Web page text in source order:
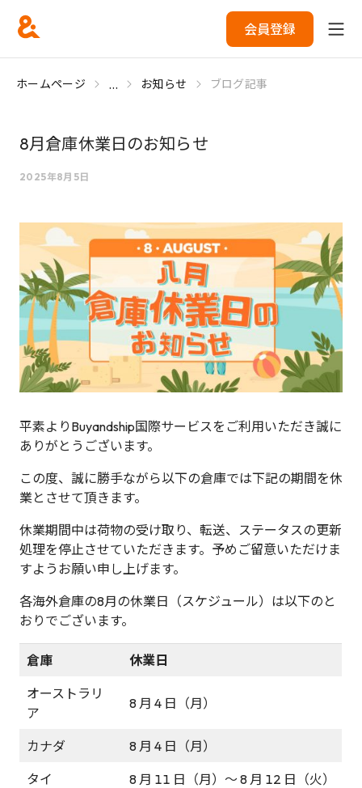
会員登録
ホームページ ... お知らせ ブログ記事
8月倉庫休業日のお知らせ
2025年8月5日
平素よりBuyandship国際サービスをご利用いただき誠に
ありがとうございます。
この度、誠に勝手ながら以下の倉庫では下記の期間を休
業とさせて頂きます。
休業期間中は荷物の受け取り、転送、ステータスの更新
処理を停止させていただきます。予めご留意いただけま
すようお願い申し上げます。
各海外倉庫の8月の休業日（スケジュール）は以下のと
おりでございます。
倉庫 休業日
オーストラリ
ア
8 月 4 日（月）
カナダ 8 月 4 日（月）
タイ 8 月 11 日（月）〜 8 月 12 日（火）